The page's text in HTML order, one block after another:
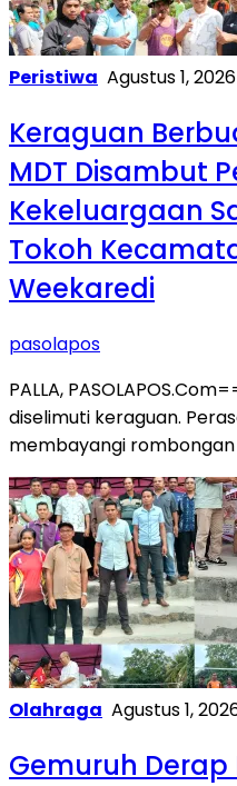
Peristiwa Agustus 1, 2026
Keraguan
MDT Disambut
Kekeluargaan
Tokoh
Weekaredi
pasolapos
PALLA,
diselimuti keraguan.
membayangi rombongan
Olahraga Agustus 1,
Gemuruh